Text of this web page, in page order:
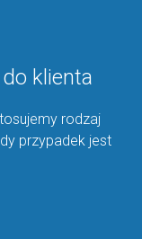
klienta
rodzaj
przypadek jest